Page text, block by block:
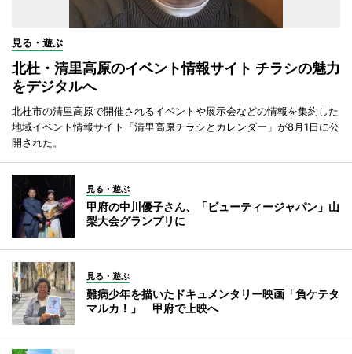
見る・遊ぶ
北杜・清里高原のイベント情報サイト チラシの魅力
をデジタルへ
北杜市の清里高原で開催されるイベントや展示会などの情報を集約した
地域イベント情報サイト「清里高原チラシとカレンダー」が8月1日に公
開された。
見る・遊ぶ
甲府の中川優子さん、「ビューティージャパン」山
梨大会グランプリに
見る・遊ぶ
難病少年を描いたドキュメンタリー映画「負ケテタ
マルカ！」 甲府で上映へ